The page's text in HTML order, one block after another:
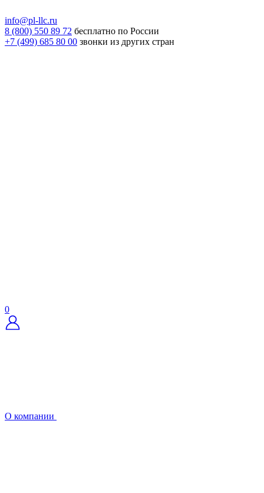
info@pl-llc.ru
8 (800) 550 89 72 бесплатно по России
+7 (499) 685 80 00 звонки из других стран
0
О компании